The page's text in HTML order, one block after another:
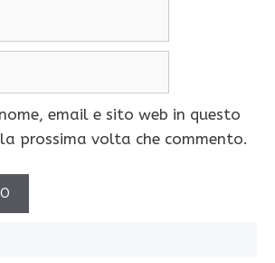
email e sito web in questo
prossima volta che commento.